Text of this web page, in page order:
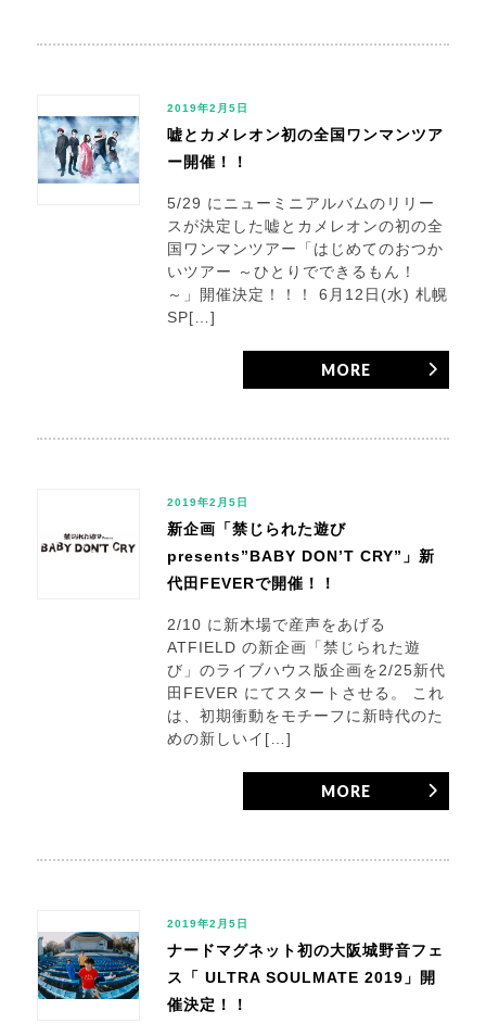
2019年2月5日
嘘とカメレオン初の全国ワンマンツア
ー開催！！
5/29 にニューミニアルバムのリリー
スが決定した嘘とカメレオンの初の全
国ワンマンツアー「はじめてのおつか
いツアー ～ひとりでできるもん！
～」開催決定！！！ 6月12日(水) 札幌
SP[…]
MORE
2019年2月5日
新企画「禁じられた遊び
presents”BABY DON’T CRY”」新
代田FEVERで開催！！
2/10 に新木場で産声をあげる
ATFIELD の新企画「禁じられた遊
び」のライブハウス版企画を2/25新代
田FEVER にてスタートさせる。 これ
は、初期衝動をモチーフに新時代のた
めの新しいイ[…]
MORE
2019年2月5日
ナードマグネット初の大阪城野音フェ
ス「 ULTRA SOULMATE 2019」開
催決定！！